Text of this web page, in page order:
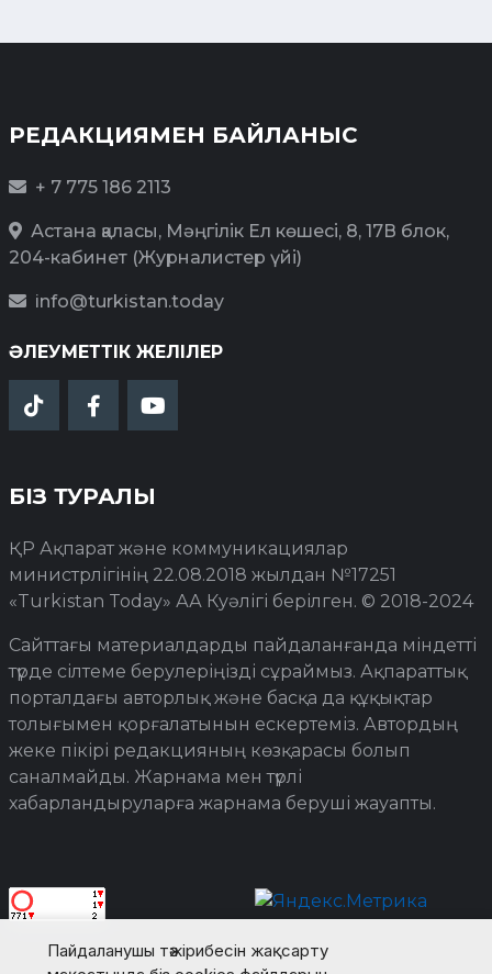
Пайдаланушы тәжірибесін жақсарту
РЕДАКЦИЯМЕН БАЙЛАНЫС
+ 7 775 186 2113
Астана қаласы, Мәңгілік Ел көшесі, 8, 17В блок,
204-кабинет (Журналистер үйі)
info@turkistan.today
ӘЛЕУМЕТТІК ЖЕЛІЛЕР
БІЗ ТУРАЛЫ
ҚР Ақпарат және коммуникациялар
министрлігінің 22.08.2018 жылдан №17251
«Turkistan Today» АА Куәлігі берілген. © 2018-2024
Сайттағы материалдарды пайдаланғанда міндетті
түрде сілтеме берулеріңізді сұраймыз. Ақпараттық
порталдағы авторлық және басқа да құқықтар
толығымен қорғалатынын ескертеміз. Автордың
жеке пікірі редакцияның көзқарасы болып
саналмайды. Жарнама мен түрлі
хабарландыруларға жарнама беруші жауапты.